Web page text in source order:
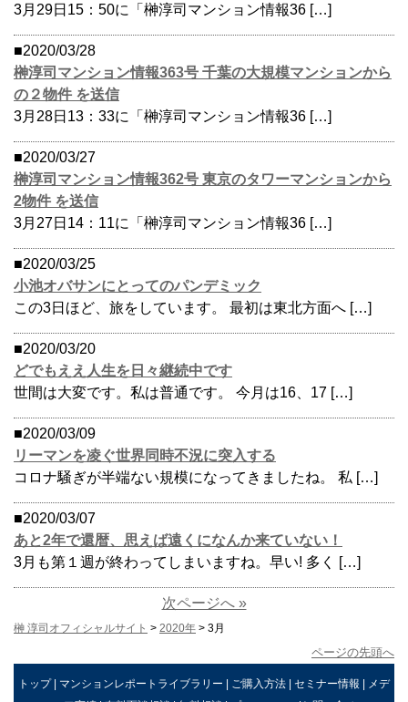
3月29日15：50に「榊淳司マンション情報36 […]
■2020/03/28
榊淳司マンション情報363号 千葉の大規模マンションから
の２物件 を送信
3月28日13：33に「榊淳司マンション情報36 […]
■2020/03/27
榊淳司マンション情報362号 東京のタワーマンションから
2物件 を送信
3月27日14：11に「榊淳司マンション情報36 […]
■2020/03/25
小池オバサンにとってのパンデミック
この3日ほど、旅をしています。 最初は東北方面へ […]
■2020/03/20
どでもええ人生を日々継続中です
世間は大変です。私は普通です。 今月は16、17 […]
■2020/03/09
リーマンを凌ぐ世界同時不況に突入する
コロナ騒ぎが半端ない規模になってきましたね。 私 […]
■2020/03/07
あと2年で還暦、思えば遠くになんか来ていない！
3月も第１週が終わってしまいますね。早い! 多く […]
次ページへ »
榊 淳司オフィシャルサイト > 2020年 > 3月
ページの先頭へ
トップ| マンションレポートライブラリー | ご購入方法 | セミナー情報 | メデ